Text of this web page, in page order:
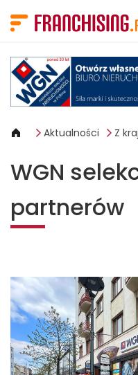
Aktualności Z
WGN
partnerów